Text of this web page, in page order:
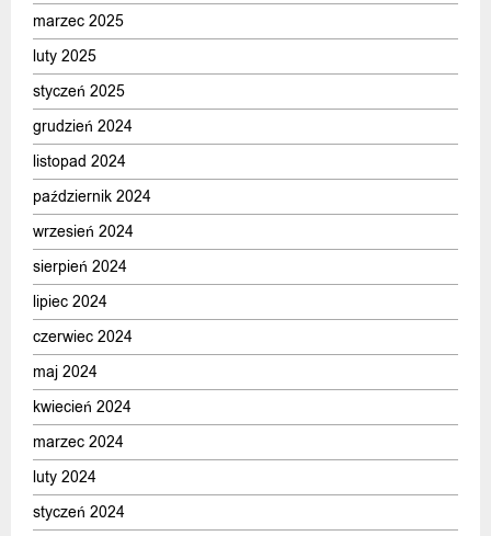
marzec 2025
luty 2025
styczeń 2025
grudzień 2024
listopad 2024
październik 2024
wrzesień 2024
sierpień 2024
lipiec 2024
czerwiec 2024
maj 2024
kwiecień 2024
marzec 2024
luty 2024
styczeń 2024